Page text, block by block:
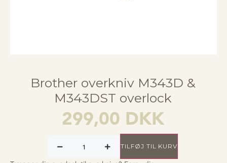
Brother overkniv M343D &
M343DST overlock
299,00 DKK
TILFØJ TIL KURV